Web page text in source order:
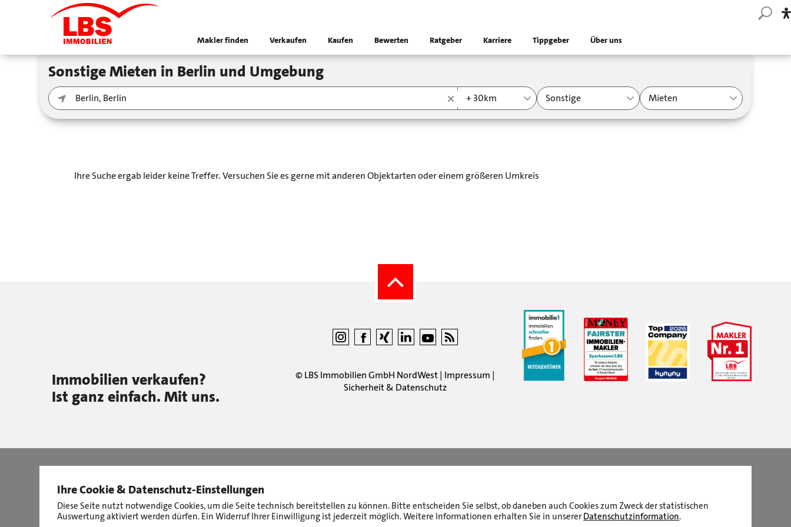
Makler finden Verkaufen Kaufen Bewerten Ratgeber Karriere Tippgeber Über uns
Sonstige Mieten in Berlin und Umgebung
+ 30km Sonstige Mieten
Ihre Suche ergab leider keine Treffer. Versuchen Sie es gerne mit anderen Objektarten oder einem größeren Umkreis
Immobilien verkaufen?
Ist ganz einfach. Mit uns.
©LBS Immobilien GmbH NordWest| Impressum |
Sicherheit & Datenschutz
Ihre Cookie & Datenschutz-Einstellungen
Diese Seite nutzt notwendige Cookies, um die Seite technisch bereitstellen zu können. Bitte entscheiden Sie selbst, ob daneben auch Cookies zum Zweck der statistischen
Auswertung aktiviert werden dürfen. Ein Widerruf Ihrer Einwilligung ist jederzeit möglich. Weitere Informationen erhalten Sie in unserer Datenschutzinformation.